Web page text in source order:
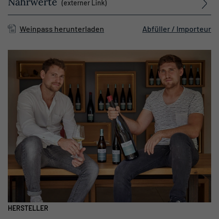
(externer Link)
Weinpass herunterladen Abfüller / Importeur
HERSTELLER